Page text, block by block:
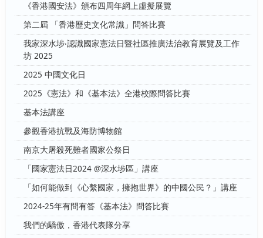
《香港國安法》頒布四周年網上虛擬展覽
第二屆 「香港歷史文化常識」問答比賽
我家深水埗‧認識國家憲法日暨社區推廣法治教育展覽及工作
坊 2025
2025 中國文化日
2025《憲法》和《基本法》全港校際問答比賽
基本法講座
參觀香港抗戰及海防博物館
南京大屠殺死難者國家公祭日
「國家憲法日2024 @深水埗區」講座
「如何能做到《心繫國家，擁抱世界》的中國公民？」講座
2024-25年有問有答《基本法》問答比賽
我們的驕傲，香港代表隊分享